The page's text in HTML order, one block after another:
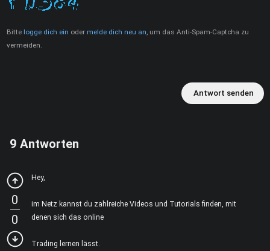
Bitte logge dich ein oder melde dich neu an, um das Anti-Spam-Captcha zu
vermeiden.
Antwort senden
9 Antworten
0
0
Hey,
im Netz kannst du zahlreiche Videos und Tutorials finden, mit
denen sich das online
Trading lernen lässt.